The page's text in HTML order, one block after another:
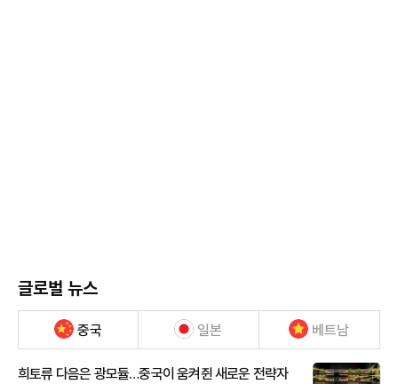
글로벌 뉴스
중국 일본 베트남
희토류 다음은 광모듈…중국이 움켜쥔 새로운 전략자